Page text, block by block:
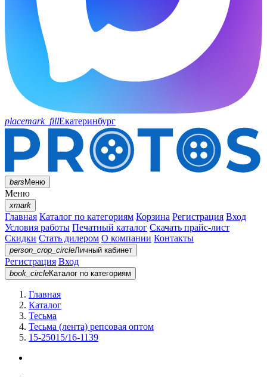
placemark_fillЕкатеринбург
barsМеню
Меню
xmark
Главная Каталог по категориям Корзина Регистрация Вход
Условия работы Печатный каталог Скачать прайс-лист
Скидки Стать дилером О компании Контакты
person_crop_circleЛичный кабинет
Регистрация Вход
book_circleКаталог по категориям
Главная
Каталог
Тесьма
Тесьма (лента) репсовая оптом
15-25015/16-1139